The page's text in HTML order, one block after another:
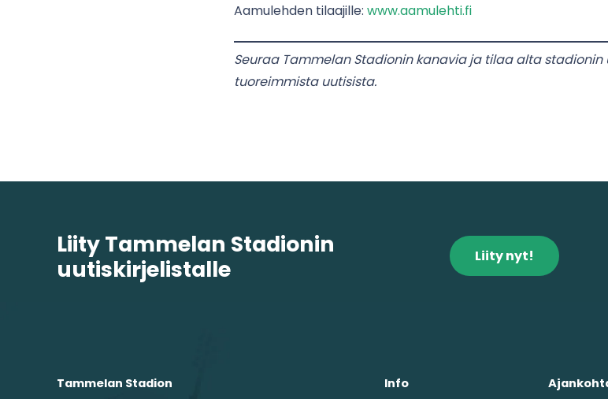
Aamulehden tilaajille: www.aamulehti.fi
Seuraa Tammelan Stadionin kanavia ja tilaa alta
tuoreimmista uutisista.
Liity Tammelan Stadionin
uutiskirjelistalle
Liity nyt!
Tammelan Stadion Info